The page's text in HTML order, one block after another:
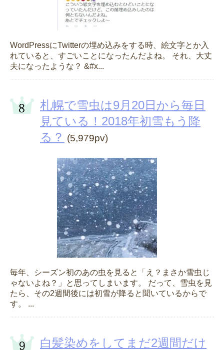
WordPressにTwitterの埋め込みをする時、絵文字とか入
れていると、すごいことになったんだよね。 それ、大丈
夫になったような？ &#x...
札幌で雪虫は9月20日から毎日
見ている！2018年初雪もう降
る？ (5,979pv)
毎年、シーズン初のあの虫を見ると「え？まさか雪虫じ
ゃないよね？」と思ってしまいます。 だって、雪虫を見
たら、その2週間後には初雪が降ると聞いているからで
す。 ...
白髪染めをしてまだ2週間だけ